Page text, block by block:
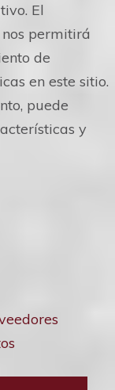
El
permitirá
de
en este sitio.
puede
y